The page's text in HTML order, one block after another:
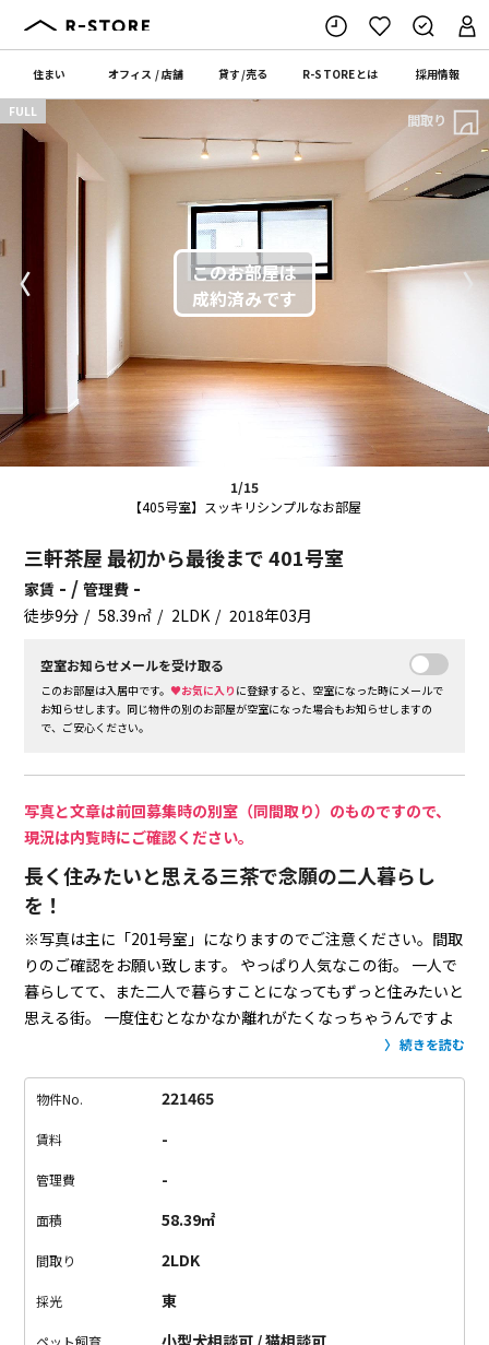
住まい オフィス /店舗 貸す/売る R-STOREとは 採用情報
1/15
【405号室】スッキリシンプルなお部屋
〈 〉
FULL 間取り
三軒茶屋 最初から最後まで 401号室
家賃 - /管理費 -
徒歩9分 58.39㎡ 2LDK 2018年03月
空室お知らせメールを受け取る
このお部屋は入居中です。♥お気に入り に登録すると、空室になった時にメールで
お知らせします。同じ物件の別のお部屋が空室になった場合もお知らせしますの
で、ご安心ください。
写真と文章は前回募集時の別室（同間取り）のものですので、
現況は内覧時にご確認ください。
長く住みたいと思える三茶で念願の二人暮らし
を！
※写真は主に「201号室」になりますのでご注意ください。間取
りのご確認をお願い致します。
やっぱり人気なこの街。
一人で
暮らしてて、また二人で暮らすことになってもずっと住みたいと
思える街。
一度住むとなかなか離れがたくなっちゃうんですよ
おしゃれなお店がたくさんあるし、飲み屋さんもたくさ
store.jp/archives/2579そんな人気の三軒茶屋に人気シリーズ
クもついてるし、安心です。
屋。なによりキッチンが大きい！
お部屋もきっと気に入って頂けるはずです。
点》・ペット飼育相談可（敷金1ヶ月プラス／退去時償却）
続きを読む
物件No. 221465
賃料 -
管理費 -
面積 58.39㎡
間取り 2LDK
採光 東
ペット飼育